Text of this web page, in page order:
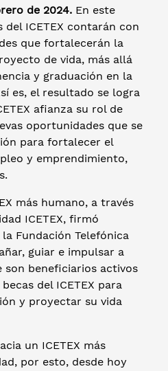
de 2024. En este
ICETEX contarán con
que fortalecerán la
de vida, más allá
y graduación en la
es, el resultado se logra
afianza su rol de
oportunidades que se
para fortalecer el
y emprendimiento,
más humano, a través
ICETEX, firmó
Fundación Telefónica
guiar e impulsar a
son beneficiarios activos
del ICETEX para
y proyectar su vida
un ICETEX más
por esto, desde hoy